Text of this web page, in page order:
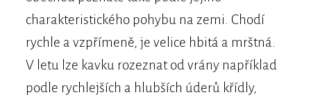
charakteristického pohybu na zemi. Chodí
rychle a vzpřímeně, je velice hbitá a mrštná.
V letu lze kavku rozeznat od vrány například
podle rychlejších a hlubších úderů křídly,